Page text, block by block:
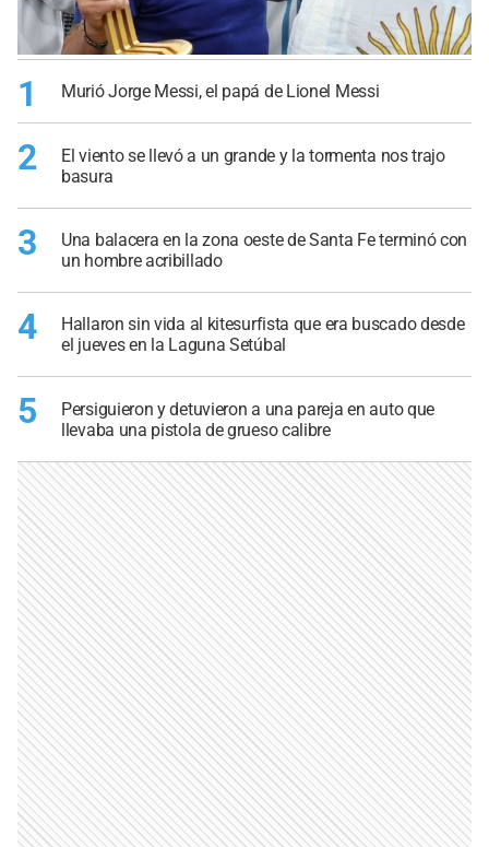
1 Murió Jorge Messi, el papá de Lionel Messi
2
El viento se llevó a un grande y la tormenta nos trajo
basura
3
Una balacera en la zona oeste de Santa Fe terminó con
un hombre acribillado
4
Hallaron sin vida al kitesurfista que era buscado desde
el jueves en la Laguna Setúbal
5
Persiguieron y detuvieron a una pareja en auto que
llevaba una pistola de grueso calibre